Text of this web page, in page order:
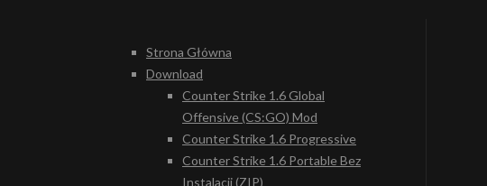
Strona Główna
Download
Counter Strike 1.6 Global
Offensive (CS:GO) Mod
Counter Strike 1.6 Progressive
Counter Strike 1.6 Portable Bez
Instalacji (ZIP)